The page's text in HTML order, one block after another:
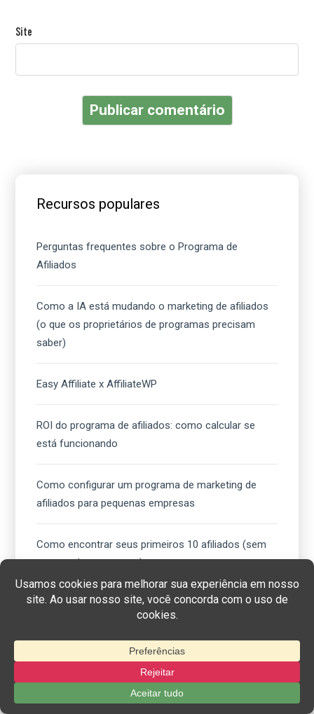
Site
lateral
Recursos populares
Perguntas frequentes sobre o Programa de
Afiliados
Como a IA está mudando o marketing de afiliados
(o que os proprietários de programas precisam
saber)
Easy Affiliate x AffiliateWP
ROI do programa de afiliados: como calcular se
está funcionando
Como configurar um programa de marketing de
afiliados para pequenas empresas
Como encontrar seus primeiros 10 afiliados (sem
um grande orçamento)
Login de afiliado